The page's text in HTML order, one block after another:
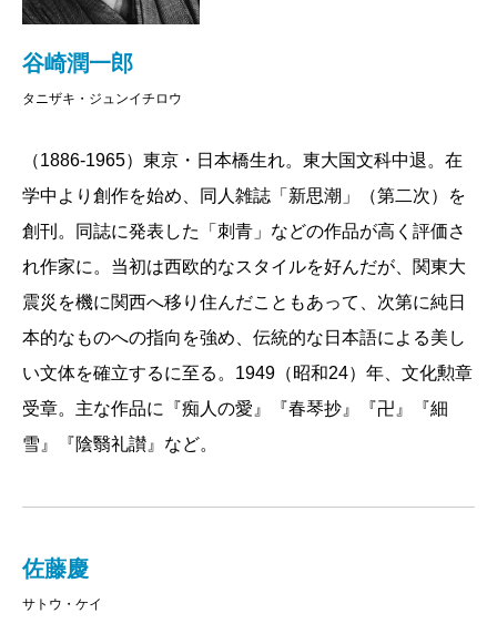
谷崎潤一郎
タニザキ・ジュンイチロウ
（1886-1965）東京・日本橋生れ。東大国文科中退。在
学中より創作を始め、同人雑誌「新思潮」（第二次）を
創刊。同誌に発表した「刺青」などの作品が高く評価さ
れ作家に。当初は西欧的なスタイルを好んだが、関東大
震災を機に関西へ移り住んだこともあって、次第に純日
本的なものへの指向を強め、伝統的な日本語による美し
い文体を確立するに至る。1949（昭和24）年、文化勲章
受章。主な作品に『痴人の愛』『春琴抄』『卍』『細
雪』『陰翳礼讃』など。
佐藤慶
サトウ・ケイ